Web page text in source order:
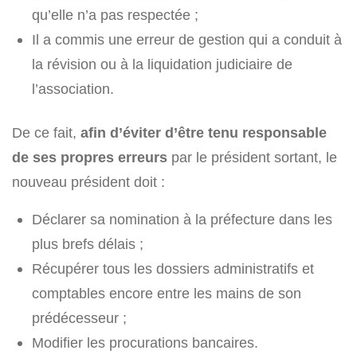
qu’elle n’a pas respectée ;
Il a commis une erreur de gestion qui a conduit à
la révision ou à la liquidation judiciaire de
l’association.
De ce fait, afin d’éviter d’être tenu responsable
de ses propres erreurs par le président sortant, le
nouveau président doit :
Déclarer sa nomination à la préfecture dans les
plus brefs délais ;
Récupérer tous les dossiers administratifs et
comptables encore entre les mains de son
prédécesseur ;
Modifier les procurations bancaires.